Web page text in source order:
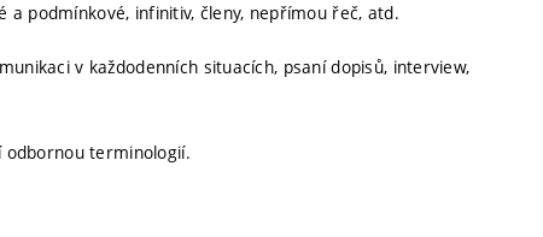
podmínkové, infinitiv, členy, nepřímou řeč, atd.
v každodenních situacích, psaní dopisů, interview,
odbornou terminologií.